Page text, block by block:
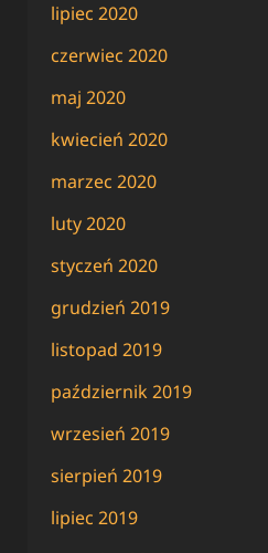
lipiec 2020
czerwiec 2020
maj 2020
kwiecień 2020
marzec 2020
luty 2020
styczeń 2020
grudzień 2019
listopad 2019
październik 2019
wrzesień 2019
sierpień 2019
lipiec 2019